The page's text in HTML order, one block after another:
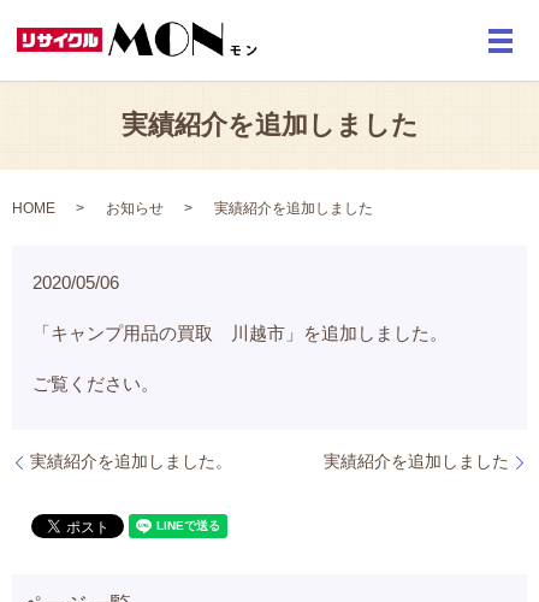
メ
実績紹介を追加しました
HOME お知らせ 実績紹介を追加しました
2020/05/06
「キャンプ用品の買取 川越市」を追加しました。
ご覧ください。
実績紹介を追加しました。 実績紹介を追加しました